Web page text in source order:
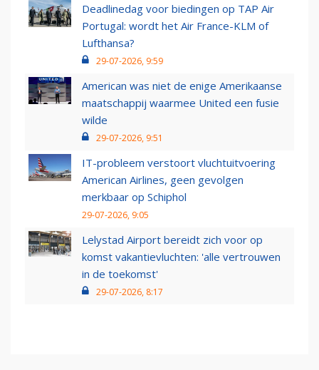
Deadlinedag voor biedingen op TAP Air
Portugal: wordt het Air France-KLM of
Lufthansa?
29-07-2026, 9:59
American was niet de enige Amerikaanse
maatschappij waarmee United een fusie
wilde
29-07-2026, 9:51
IT-probleem verstoort vluchtuitvoering
American Airlines, geen gevolgen
merkbaar op Schiphol
29-07-2026, 9:05
Lelystad Airport bereidt zich voor op
komst vakantievluchten: 'alle vertrouwen
in de toekomst'
29-07-2026, 8:17